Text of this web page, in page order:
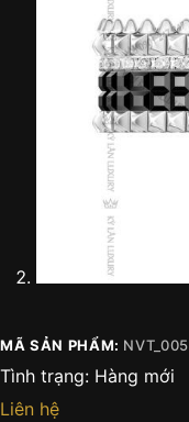
MÃ SẢN PHẨM: NVT_005
Tình trạng: Hàng mới
Liên hệ